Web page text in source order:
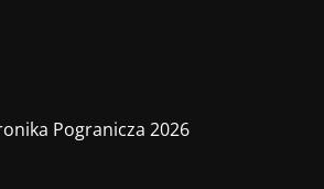
Pogranicza 2026